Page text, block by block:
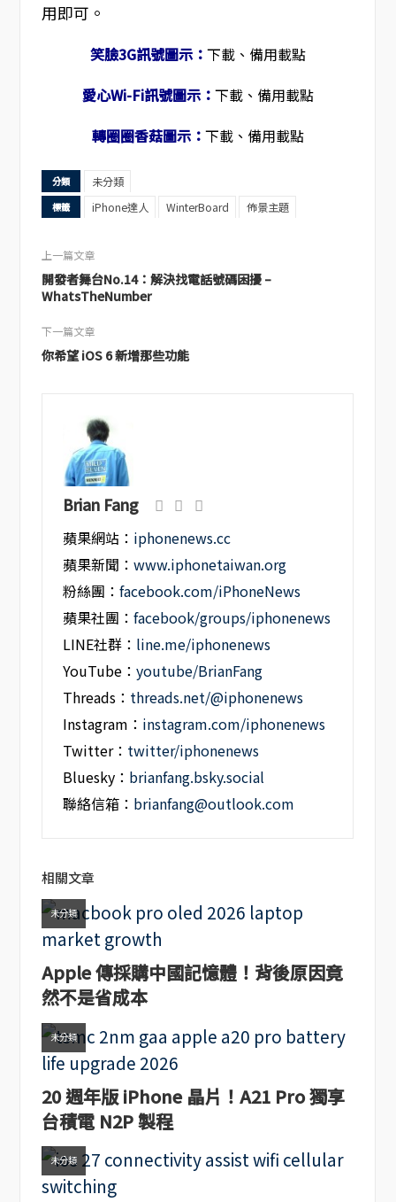
用即可。
笑臉3G訊號圖示： 下載、備用載點
愛心Wi-Fi訊號圖示： 下載、備用載點
轉圈圈香菇圖示： 下載、備用載點
分類 未分類
標籤 iPhone達人 WinterBoard 佈景主題
上一篇文章
開發者舞台No.14：解決找電話號碼困擾 –
WhatsTheNumber
下一篇文章
你希望 iOS 6 新增那些功能
Brian Fang
蘋果網站： iphonenews.cc
蘋果新聞：www.iphonetaiwan.org
粉絲團：facebook.com/iPhoneNews
蘋果社團：facebook/groups/iphonenews
LINE社群： line.me/iphonenews
YouTube：youtube/BrianFang
Threads： threads.net/@iphonenews
Instagram： instagram.com/iphonenews
Twitter： twitter/iphonenews
Bluesky： brianfang.bsky.social
聯絡信箱： brianfang@outlook.com
相關文章
未分類
Apple 傳採購中國記憶體！背後原因竟
然不是省成本
未分類
20 週年版 iPhone 晶片！A21 Pro 獨享
台積電 N2P 製程
未分類